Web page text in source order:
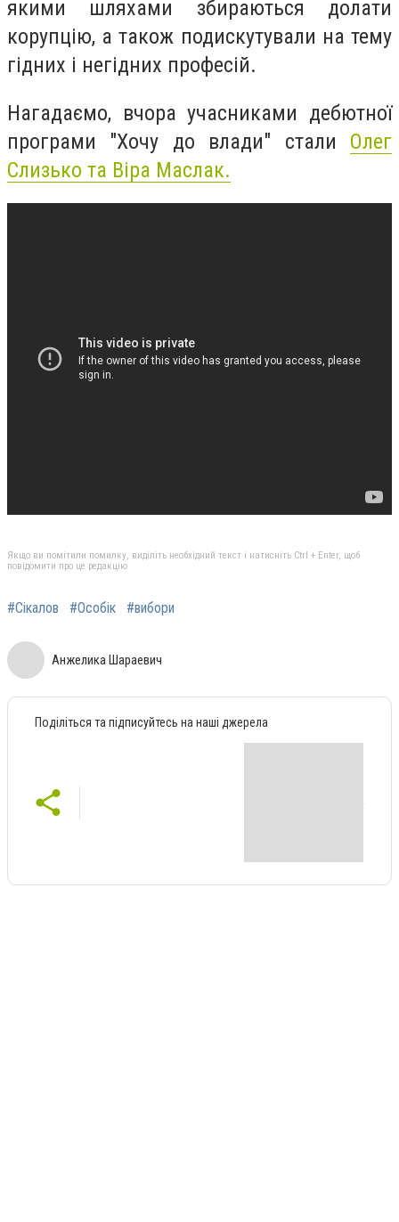
якими шляхами збираються долати
корупцію, а також подискутували на тему
гідних і негідних професій.
Нагадаємо, вчора учасниками дебютної
програми "Хочу до влади" стали Олег
Слизько та Віра Маслак.
Якщо ви помітили помилку, виділіть необхідний текст і натисніть Ctrl + Enter, щоб
повідомити про це редакцію
#Сікалов #Особік #вибори
Анжелика Шараевич
Поділіться та підписуйтесь на наші джерела